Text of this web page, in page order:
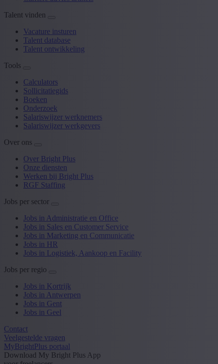
Talent vinden
Vacature insturen
Talent database
Talent ontwikkeling
Tools
Calculators
Sollicitatiegids
Boeken
Onderzoek
Salariswijzer werknemers
Salariswijzer werkgevers
Over ons
Over Bright Plus
Onze diensten
Werken bij Bright Plus
RGF Staffing
Jobs per sector
Jobs in Administratie en Office
Jobs in Sales en Customer Service
Jobs in Marketing en Communicatie
Jobs in HR
Jobs in Logistiek, Aankoop en Facility
Jobs per regio
Jobs in Kortrijk
Jobs in Antwerpen
Jobs in Gent
Jobs in Geel
Contact
Veelgestelde vragen
MyBrightPlus portaal
Download My Bright Plus App